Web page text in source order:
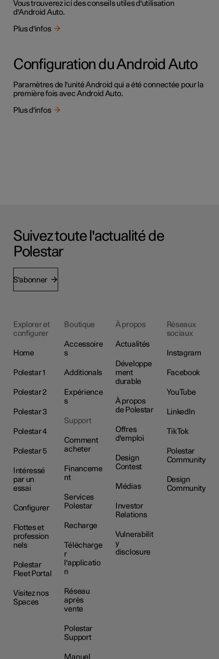
Vous trouverez ici des conseils utiles d'utilisation
d'Android Auto.
Plus d'infos
Configuration du Android Auto
Paramètres de l'unité Android qui a été connectée pour la
première fois avec Android Auto.
Plus d'infos
Suivez toute l'actualité de
Polestar
S'abonner
Explorer et
configurer
Home
Polestar 1
Polestar 2
Polestar 3
Polestar 4
Polestar 5
Intéressé
par un
essai
Configurer
Flottes et
profession
nels
Polestar
Fleet Portal
Visitez nos
Spaces
Boutique
Accessoire
s
Additionals
Expérience
s
Support
Comment
acheter
Financeme
nt
Services
Polestar
Recharge
Télécharge
r
l'applicatio
n
Réseau
après
vente
Polestar
Support
Manuel
À propos
Actualités
Développe
ment
durable
À propos
de Polestar
Offres
d'emploi
Design
Contest
Médias
Investor
Relations
Vulnerabilit
y
disclosure
Réseaux
sociaux
Instagram
Facebook
YouTube
LinkedIn
TikTok
Polestar
Community
Design
Community